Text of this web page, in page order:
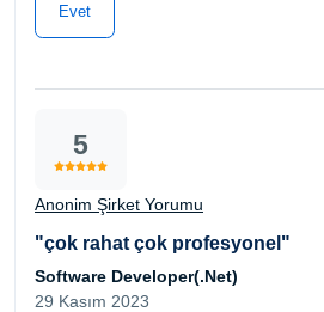
Evet
5
Anonim Şirket Yorumu
"çok rahat çok profesyonel"
Software Developer(.Net)
29 Kasım 2023